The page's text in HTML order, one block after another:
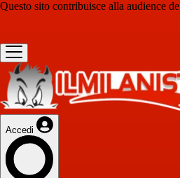
Questo sito contribuisce alla audience de
Accedi